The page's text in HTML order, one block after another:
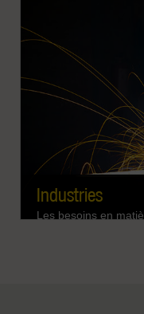
un environnement
EN SAVOIR PLUS
Industries
Les besoins en